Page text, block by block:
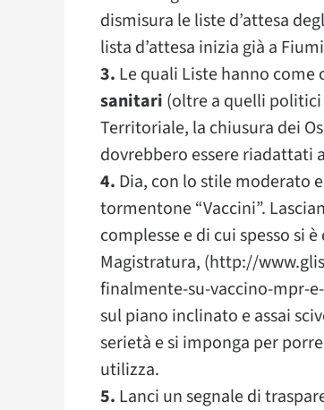
dismisura le liste d’attesa
lista d’attesa inizia già a
3. Le quali Liste hanno come
sanitari (oltre a quelli
Territoriale, la chiusura dei
dovrebbero essere riadattati
4. Dia, con lo stile moderato
tormentone “Vaccini”.
complesse e di cui spesso si
Magistratura, (http://
finalmente-su-vaccino-mpr-
sul piano inclinato e assai
serietà e si imponga per
utilizza.
5. Lanci un segnale di